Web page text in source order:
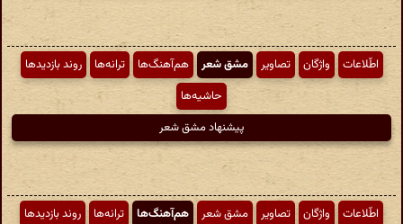
اطّلاعات واژگان تصاویر مشق شعر هم‌آهنگ‌ها ترانه‌ها
روند بازدیدها
حاشیه‌ها
پیشنهاد مشق شعر
اطّلاعات واژگان تصاویر مشق شعر هم‌آهنگ‌ها ترانه‌ها
روند بازدیدها